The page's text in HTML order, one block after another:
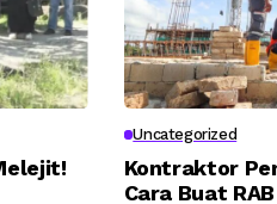
Uncategorized
Kontraktor
Cara Buat